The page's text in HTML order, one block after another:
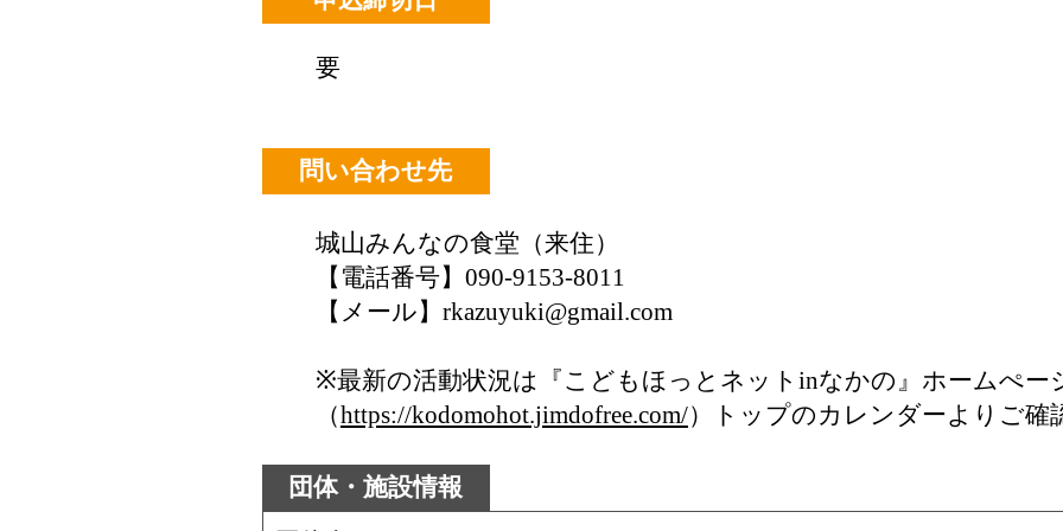
要
問い合わせ先
城山みんなの食堂（来住）
【電話番号】090-9153-8011
【メール】rkazuyuki@gmail.com
※最新の活動状況は『こどもほっとネットinなかの』ホームぺー
（https://kodomohot.jimdofree.com/）トップのカレンダーよりご確
団体・施設情報